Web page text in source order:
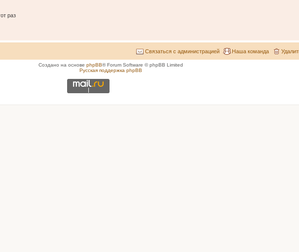
раз
Наша команда
Связаться с администрацией
Создано на основе phpBB® Forum Software © phpBB Limited
Русская поддержка phpBB